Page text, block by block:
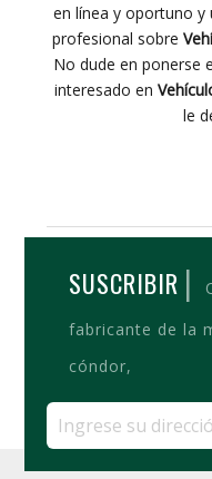
en línea y oportuno y
profesional sobre
No dude en ponerse
interesado en
le
SUSCRIBIR |
fabricante de la
cóndor,